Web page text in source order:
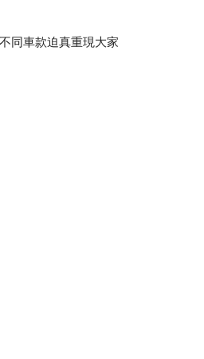
同車款迫真重現大家